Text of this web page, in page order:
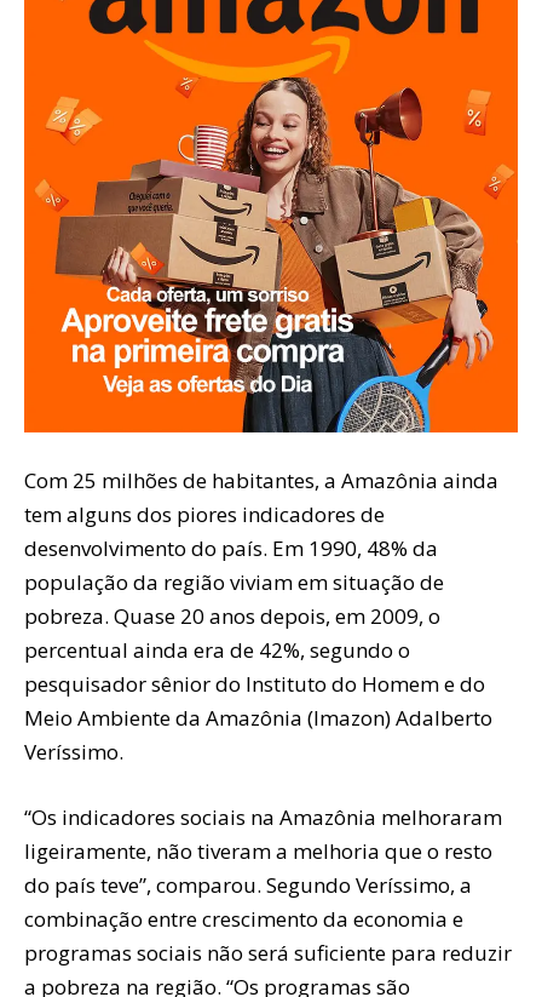
Com 25 milhões de habitantes, a Amazônia ainda
tem alguns dos piores indicadores de
desenvolvimento do país. Em 1990, 48% da
população da região viviam em situação de
pobreza. Quase 20 anos depois, em 2009, o
percentual ainda era de 42%, segundo o
pesquisador sênior do Instituto do Homem e do
Meio Ambiente da Amazônia (Imazon) Adalberto
Veríssimo.
“Os indicadores sociais na Amazônia melhoraram
ligeiramente, não tiveram a melhoria que o resto
do país teve”, comparou. Segundo Veríssimo, a
combinação entre crescimento da economia e
programas sociais não será suficiente para reduzir
a pobreza na região. “Os programas são